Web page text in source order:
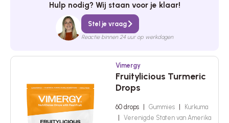
Hulp nodig? Wij staan voor je klaar!
Stel je vraag
Reactie binnen 24 uur op werkdagen
Vimergy
Fruitylicious Turmeric
Drops
60 drops | Gummies |
Kurkuma
| Verenigde Staten van Amerika